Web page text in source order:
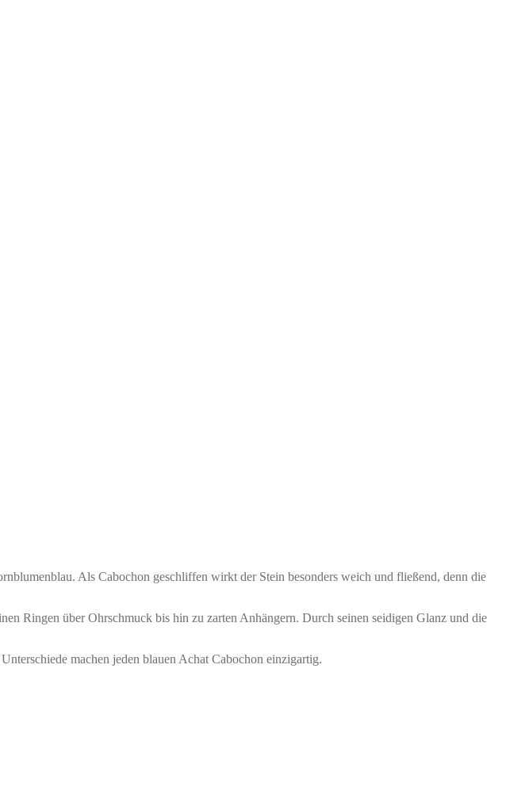
Als Cabochon geschliffen wirkt der Stein besonders weich und fließend, denn die
Ringen über Ohrschmuck bis hin zu zarten Anhängern. Durch seinen seidigen Glanz und die
machen jeden blauen Achat Cabochon einzigartig.